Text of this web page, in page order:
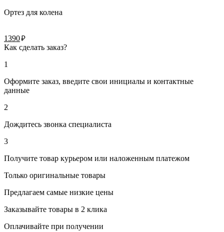
Ортез для колена
1390руб.
Как сделать заказ?
1
Оформите заказ, введите свои инициалы и контактные
данные
2
Дождитесь звонка специалиста
3
Получите товар курьером или наложенным платежом
Только оригинальные товары
Предлагаем самые низкие цены
Заказывайте товары в 2 клика
Оплачивайте при получении